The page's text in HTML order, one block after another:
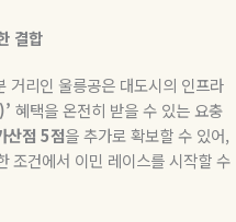
결합
거리인 울릉공은 대도시의 인프라
혜택을 온전히 받을 수 있는 요충
산점 5점을 추가로 확보할 수 있어,
조건에서 이민 레이스를 시작할 수